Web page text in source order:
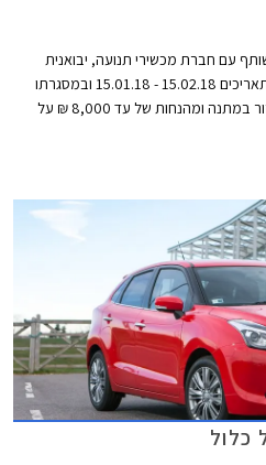
עם חברת מכשירי תנועה, יבואנית
סוזוקי לישראל. המבצע יתקיים בין התאריכים 15.02.18 - 15.01.18 ובמסגרתו
ייהנו עמיתי מועדון הוט מחבילות אבזור במתנה ומהנחות של עד 8,000 ₪ על
כלול